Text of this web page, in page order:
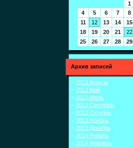
1
4
5 6 7 8
11
12 13 14 15
18
19 20 21 22
25
26 27 28 29
Архив записей
2013 Апрель
2013 Май
2013 Июль
2013 Сентябрь
2013 Октябрь
2013 Ноябрь
2013 Декабрь
2014 Январь
2014 Февраль